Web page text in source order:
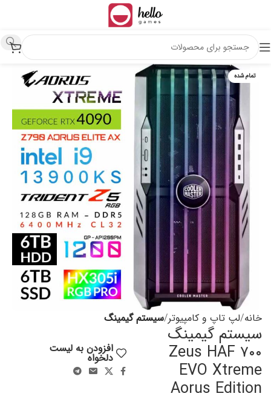
تمام شده
خانه لپ تاپ و کامپیوتر سیستم گیمینگ
سیستم گیمینگ
Zeus HAF ۷۰۰
EVO Xtreme
Aorus Edition
افزودن به لیست
دلخواه